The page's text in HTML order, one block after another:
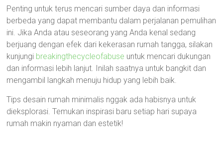
Penting untuk terus mencari sumber daya dan informasi
berbeda yang dapat membantu dalam perjalanan pemulihan
ini. Jika Anda atau seseorang yang Anda kenal sedang
berjuang dengan efek dari kekerasan rumah tangga, silakan
kunjungi breakingthecycleofabuse untuk mencari dukungan
dan informasi lebih lanjut. Inilah saatnya untuk bangkit dan
mengambil langkah menuju hidup yang lebih baik.
Tips desain rumah minimalis nggak ada habisnya untuk
dieksplorasi. Temukan inspirasi baru setiap hari supaya
rumah makin nyaman dan estetik!